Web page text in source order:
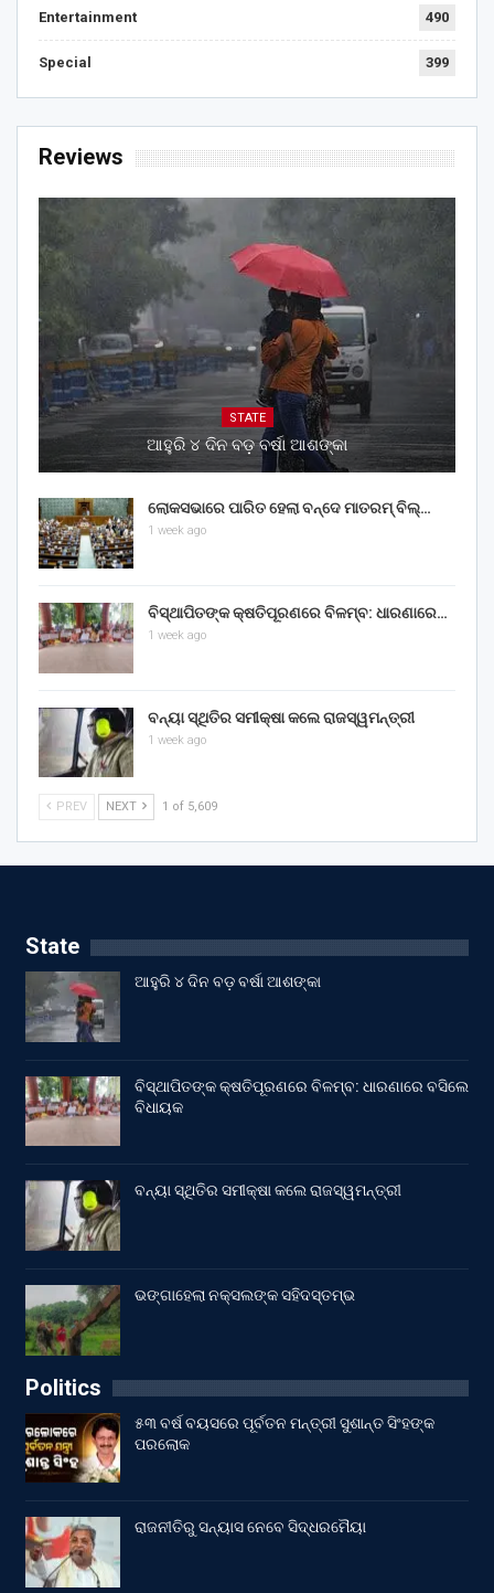
Entertainment 490
Special 399
Reviews
STATE
ଆହୁରି ୪ ଦିନ ବଡ଼ ବର୍ଷା ଆଶଙ୍କା
ଲୋକସଭାରେ ପାରିତ ହେଲା ବନ୍ଦେ ମାତରମ୍‌ ବିଲ୍‌…
1 week ago
ବିସ୍ଥାପିତଙ୍କ କ୍ଷତିପୂରଣରେ ବିଳମ୍ବ: ଧାରଣାରେ…
1 week ago
ବନ୍ୟା ସ୍ଥିତିର ସମୀକ୍ଷା କଲେ ରାଜସ୍ୱମନ୍ତ୍ରୀ
1 week ago
PREV NEXT 1 of 5,609
State
ଆହୁରି ୪ ଦିନ ବଡ଼ ବର୍ଷା ଆଶଙ୍କା
ବିସ୍ଥାପିତଙ୍କ କ୍ଷତିପୂରଣରେ ବିଳମ୍ବ: ଧାରଣାରେ ବସିଲେ
ବିଧାୟକ
ବନ୍ୟା ସ୍ଥିତିର ସମୀକ୍ଷା କଲେ ରାଜସ୍ୱମନ୍ତ୍ରୀ
ଭଙ୍ଗାହେଲା ନକ୍ସଲଙ୍କ ସହିଦସ୍ତମ୍ଭ
Politics
୫୩ ବର୍ଷ ବୟସରେ ପୂର୍ବତନ ମନ୍ତ୍ରୀ ସୁଶାନ୍ତ ସିଂହଙ୍କ
ପରଲୋକ
ରାଜନୀତିରୁ ସନ୍ୟାସ ନେବେ ସିଦ୍ଧରମୈୟା